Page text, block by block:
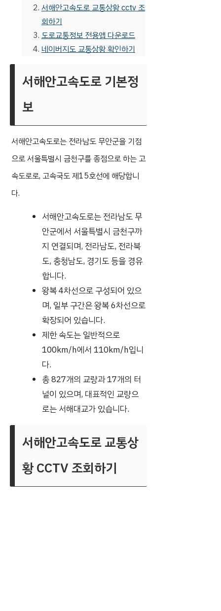
서해안고속도로 교통상황 cctv 조
회하기
도로교통정보 전용앱 다운로드
네이버지도 교통상황 확인하기
서해안고속도로 기본정
보
서해안고속도로는 전라남도 무안군을 기점
으로 서울특별시 금천구를 종점으로 하는 고
속도로로, 고속국도 제15호선에 해당합니
다.
서해안고속도로는 전라남도 무
안군에서 서울특별시 금천구까
지 연결되며, 전라남도, 전라북
도, 충청남도, 경기도 등을 경유
합니다.
왕복 4차선으로 구성되어 있으
며, 일부 구간은 왕복 6차선으로
확장되어 있습니다.
제한 속도는 일반적으로
100km/h에서 110km/h입니
다.
총 827개의 교량과 17개의 터
널이 있으며, 대표적인 교량으
로는 서해대교가 있습니다.
서해안고속도로 교통상
황 CCTV 조회하기